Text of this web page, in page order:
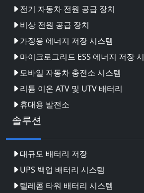
전기 자동차 전원 공급 장치
비상 전원 공급 장치
가정용 에너지 저장 시스템
마이크로그리드 ESS 에너지 저장
모바일 자동차 충전소 시스템
리튬 이온 ATV 및 UTV 배터리
휴대용 발전소
솔루션
대규모 배터리 저장
UPS 백업 배터리 시스템
텔레콤 타워 배터리 시스템